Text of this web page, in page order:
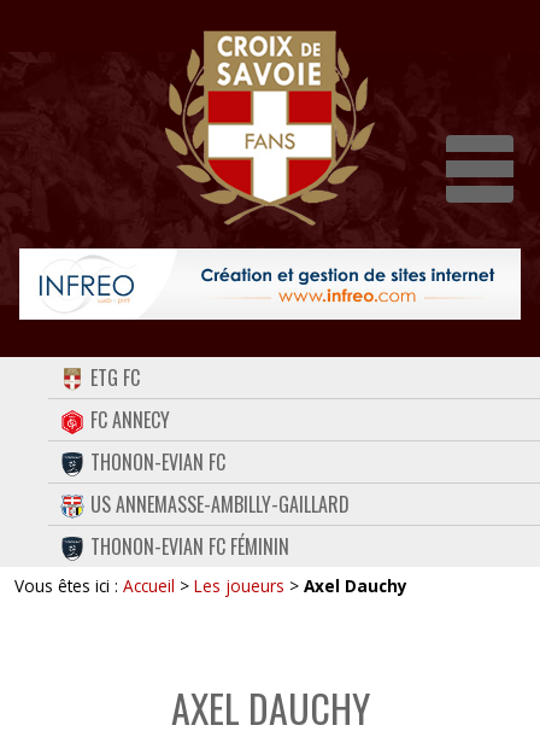
ACCUEIL
FORUM
CONTACT
FACEBOOK
TWITTER
ETG FC
FC ANNECY
THONON-EVIAN FC
US ANNEMASSE-AMBILLY-GAILLARD
THONON-EVIAN FC FÉMININ
Vous êtes ici : Accueil > Les joueurs > Axel Dauchy
AXEL DAUCHY